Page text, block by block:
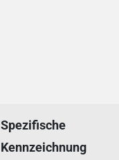
Spezifische
Kennzeichnung